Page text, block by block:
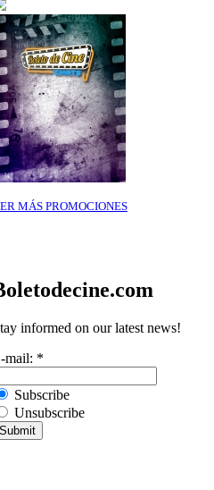
MÁS PROMOCIONES
informed on our latest news!
mail: *
Subscribe
Unsubscribe